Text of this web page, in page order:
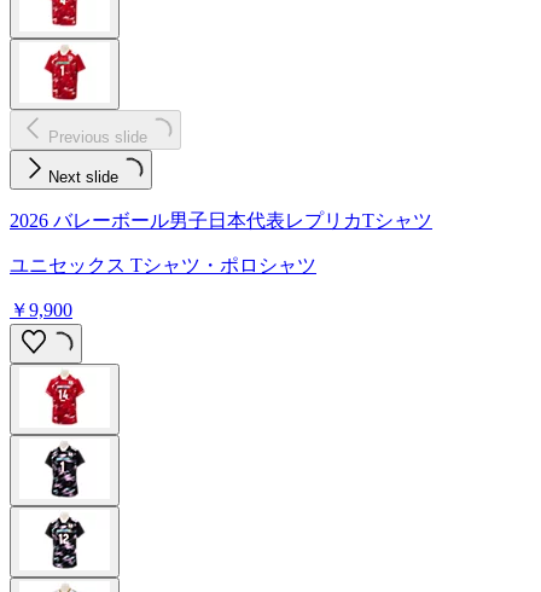
Previous slide
Next slide
2026 バレーボール男子日本代表レプリカTシャツ
ユニセックス Tシャツ・ポロシャツ
￥9,900